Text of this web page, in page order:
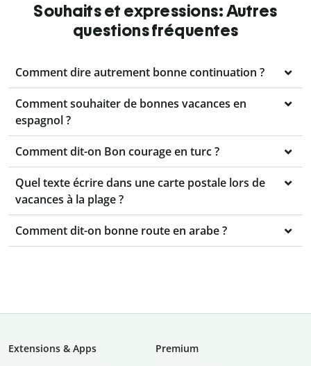
Souhaits et expressions: Autres
questions fréquentes
Comment dire autrement bonne continuation ?
Comment souhaiter de bonnes vacances en
espagnol ?
Comment dit-on Bon courage en turc ?
Quel texte écrire dans une carte postale lors de
vacances à la plage ?
Comment dit-on bonne route en arabe ?
Extensions & Apps
Premium